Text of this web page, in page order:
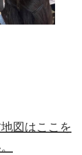
図はここを